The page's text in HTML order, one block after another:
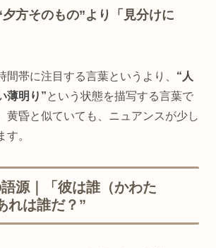
方そのもの”より「見分けに
間帯に注目する言葉というより、 “人
薄明り”という状態を描写する言葉で
黄昏と似ていても、ニュアンスが少し
す。
源｜「彼は誰（かわた
れは誰だ？”